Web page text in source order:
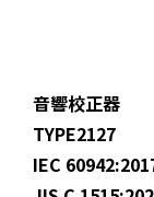
音響校正器
TYPE2127
IEC